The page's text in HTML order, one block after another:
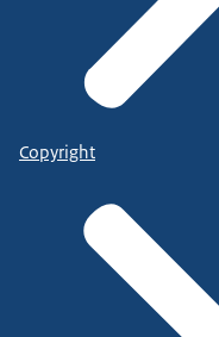
Copyright